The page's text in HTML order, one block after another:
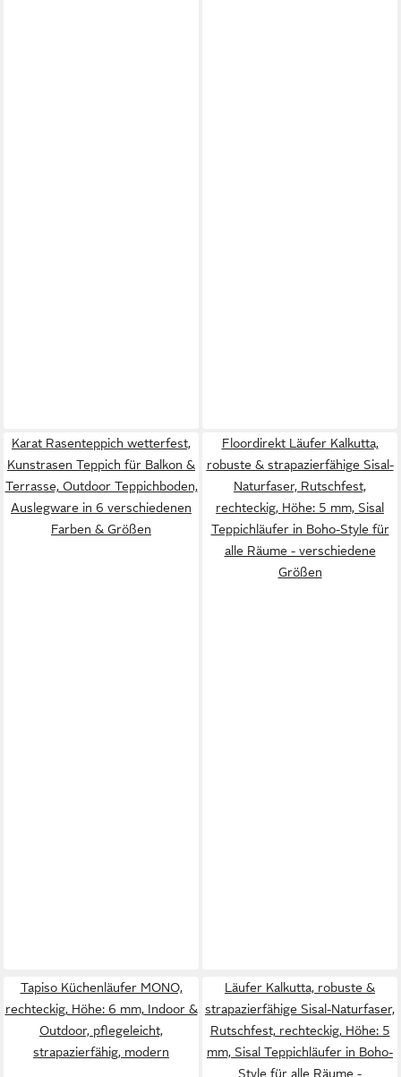
Karat Rasenteppich wetterfest,
Kunstrasen Teppich für Balkon &
Terrasse, Outdoor Teppichboden,
Auslegware in 6 verschiedenen
Farben & Größen
Floordirekt Läufer Kalkutta,
robuste & strapazierfähige Sisal-
Naturfaser, Rutschfest,
rechteckig, Höhe: 5 mm, Sisal
Teppichläufer in Boho-Style für
alle Räume - verschiedene
Größen
Tapiso Küchenläufer MONO,
rechteckig, Höhe: 6 mm, Indoor &
Outdoor, pflegeleicht,
strapazierfähig, modern
Läufer Kalkutta, robuste &
strapazierfähige Sisal-Naturfaser,
Rutschfest, rechteckig, Höhe: 5
mm, Sisal Teppichläufer in Boho-
Style für alle Räume -